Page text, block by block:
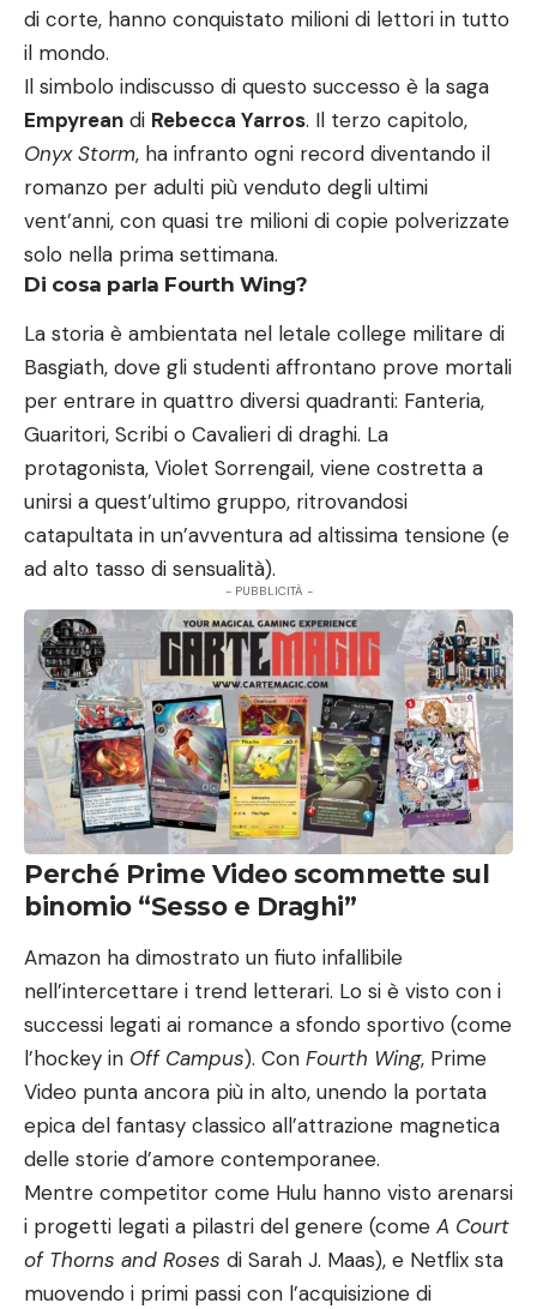
di corte, hanno conquistato milioni di lettori in tutto
il mondo.
Il simbolo indiscusso di questo successo è la saga
Empyrean di Rebecca Yarros. Il terzo capitolo,
Onyx Storm, ha infranto ogni record diventando il
romanzo per adulti più venduto degli ultimi
vent’anni, con quasi tre milioni di copie polverizzate
solo nella prima settimana.
Di cosa parla Fourth Wing?
La storia è ambientata nel letale college militare di
Basgiath, dove gli studenti affrontano prove mortali
per entrare in quattro diversi quadranti: Fanteria,
Guaritori, Scribi o Cavalieri di draghi. La
protagonista, Violet Sorrengail, viene costretta a
unirsi a quest’ultimo gruppo, ritrovandosi
catapultata in un’avventura ad altissima tensione (e
ad alto tasso di sensualità).
- PUBBLICITÀ -
Perché Prime Video scommette sul
binomio “Sesso e Draghi”
Amazon ha dimostrato un fiuto infallibile
nell’intercettare i trend letterari. Lo si è visto con i
successi legati ai romance a sfondo sportivo (come
l’hockey in Off Campus). Con Fourth Wing, Prime
Video punta ancora più in alto, unendo la portata
epica del fantasy classico all’attrazione magnetica
delle storie d’amore contemporanee.
Mentre competitor come Hulu hanno visto arenarsi
i progetti legati a pilastri del genere (come A Court
of Thorns and Roses di Sarah J. Maas), e Netflix sta
muovendo i primi passi con l’acquisizione di